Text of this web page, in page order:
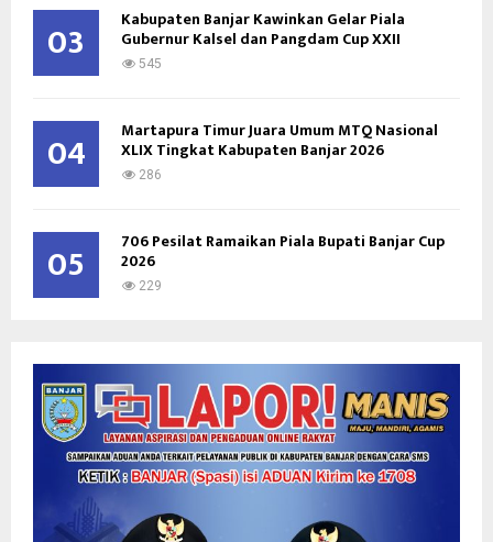
03 Kabupaten Banjar Kawinkan Gelar Piala
Gubernur Kalsel dan Pangdam Cup XXII
545
04 Martapura Timur Juara Umum MTQ Nasional
XLIX Tingkat Kabupaten Banjar 2026
286
05 706 Pesilat Ramaikan Piala Bupati Banjar Cup
2026
229